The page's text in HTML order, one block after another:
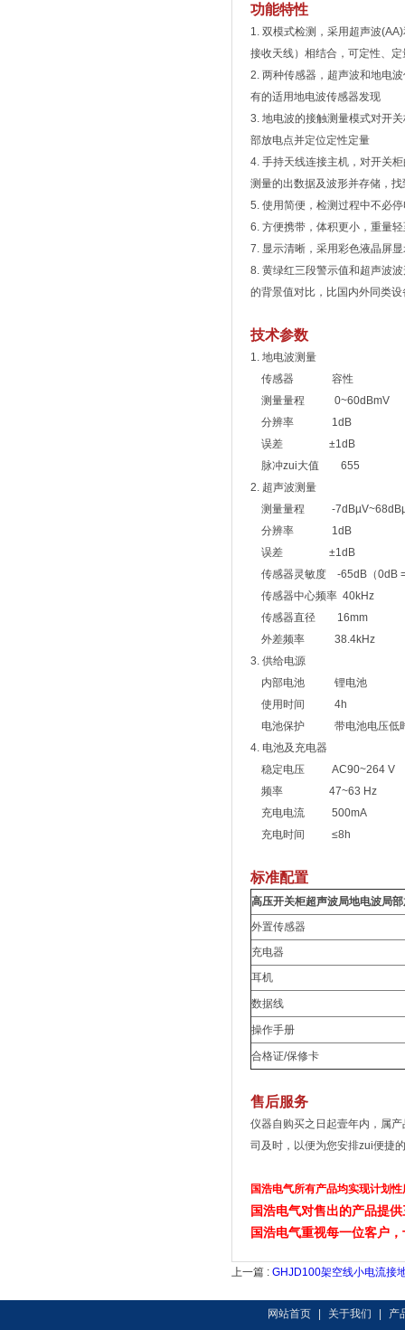
功能特性
1. 双模式检测，采用超声波
接收天线）相结合，可定性、定
2. 两种传感器，超声波和地电
有的适用地电波传感器发现
3. 地电波的接触测量模式对开
部放电点并定位定性定量
4. 手持天线连接主机，对开关
测量的出数据及波形并存储，
5. 使用简便，检测过程中不必
6. 方便携带，体积更小，重量
7. 显示清晰，采用彩色液晶屏
8. 黄绿红三段警示值和超声波
的背景值对比，比国内外同类设
技术参数
1. 地电波测量
传感器 容性
测量量程 0~60dBmV
分辨率 1dB
误差 ±1dB
脉冲zui大值 655
2. 超声波测量
测量量程 -
分辨率 1dB
误差 ±1dB
传感器灵敏度 -65dB（0dB
传感器中心频率 40kHz
传感器直径 16mm
外差频率 38.4kHz
3. 供给电源
内部电池 锂电池
使用时间 4h
电池保护 带电池电压低时
4. 电池及充电器
稳定电压 AC90~264 V
频率 47~63 Hz
充电电流 500mA
充电时间 ≤8h
标准配置
高压开关柜超声波局地电波局
外置传感器
充电器
耳机
数据线
操作手册
合格证/保修卡
售后服务
仪器自购买之日起壹年内，属
司及时，以便为您安排zui便捷
国浩电气所有产品均实现计划
国浩电气对售出的产品提
国浩电气重视每一位客户
上一篇 : GHJD100架空线小电流接
网站首页 关于我们 产